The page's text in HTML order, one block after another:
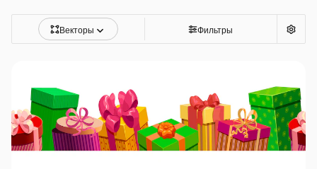
Векторы Фильтры